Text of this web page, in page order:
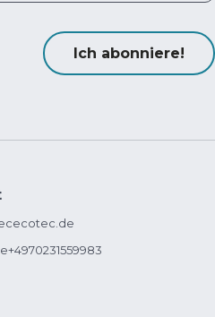
Ich abonniere!
+4970231559983